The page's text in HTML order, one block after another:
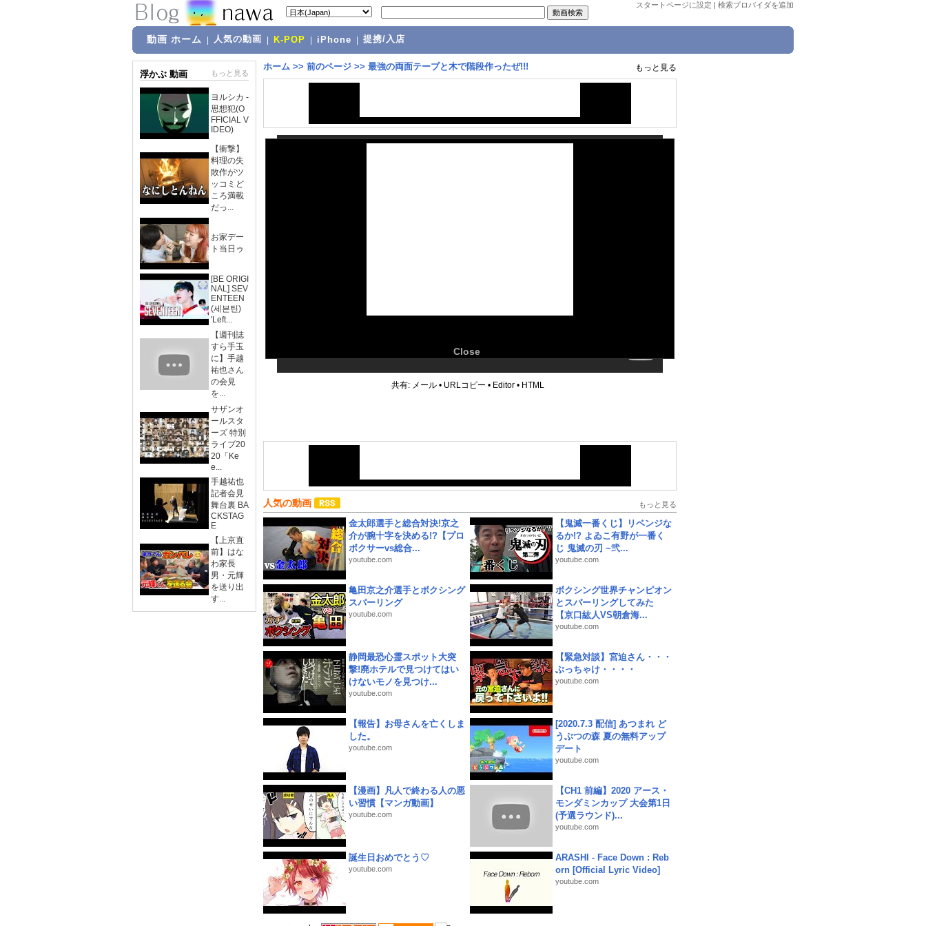
スタートページに設定 | 検索プロバイダを追加
動画 ホーム 人気の動画 K-POP iPhone 提携/入店
浮かぶ 動画 もっと見る
ヨルシカ -
思想犯(O
FFICIAL V
IDEO)
【衝撃】
料理の失
敗作がツ
ッコミど
ころ満載
だっ...
お家デー
ト当日ゥ
[BE ORIGI
NAL] SEV
ENTEEN
(세븐틴)
'Left...
【週刊誌
すら手玉
に】手越
祐也さん
の会見
を...
サザンオ
ールスタ
ーズ 特別
ライブ20
20「Ke
e...
手越祐也
記者会見
舞台裏 BA
CKSTAG
E
【上京直
前】はな
わ家長
男・元輝
を送り出
す...
ホーム >> 前のページ >> 最強の両面テープと木で階段作ったぜ!!! もっと見る
Close
共有: メール • URLコピー • Editor • HTML
人気の動画 もっと見る
金太郎選手と総合対決!京之
介が腕十字を決める!?【プロ
ボクサーvs総合...
youtube.com
【鬼滅一番くじ】リベンジな
るか!? よゐこ有野が一番く
じ 鬼滅の刃 ~弐...
youtube.com
亀田京之介選手とボクシング
スパーリング
youtube.com
ボクシング世界チャンピオン
とスパーリングしてみた
【京口紘人VS朝倉海...
youtube.com
静岡最恐心霊スポット大突
撃!廃ホテルで見つけてはい
けないモノを見つけ...
youtube.com
【緊急対談】宮迫さん・・・
ぶっちゃけ・・・・
youtube.com
【報告】お母さんを亡くしま
した。
youtube.com
[2020.7.3 配信] あつまれ ど
うぶつの森 夏の無料アップ
デート
youtube.com
【漫画】凡人で終わる人の悪
い習慣【マンガ動画】
youtube.com
【CH1 前編】2020 アース・
モンダミンカップ 大会第1日
(予選ラウンド)...
youtube.com
誕生日おめでとう♡
youtube.com
ARASHI - Face Down : Reb
orn [Official Lyric Video]
youtube.com